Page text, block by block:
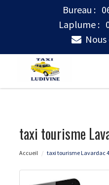
Bureau :
Laplume :
taxi tourisme
Accueil taxi tourisme Lavardac